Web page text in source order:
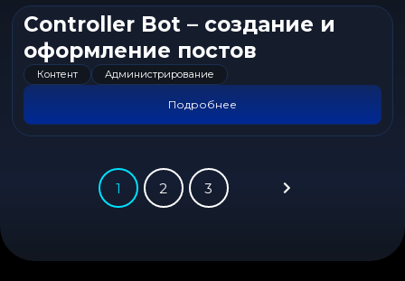
Controller Bot – создание и
оформление постов
Контент Администрирование
Подробнее
1 2 3